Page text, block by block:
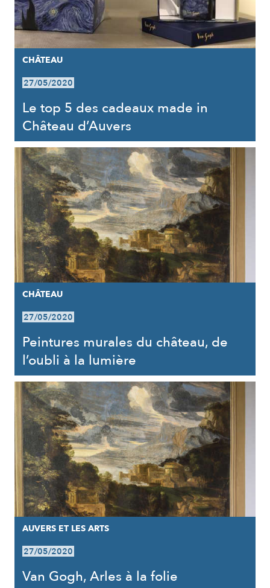
CHÂTEAU
27/05/2020
Le top 5 des cadeaux made in
Château d’Auvers
CHÂTEAU
27/05/2020
Peintures murales du château, de
l’oubli à la lumière
AUVERS ET LES ARTS
27/05/2020
Van Gogh, Arles à la folie